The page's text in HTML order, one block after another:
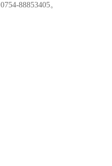
88853405。